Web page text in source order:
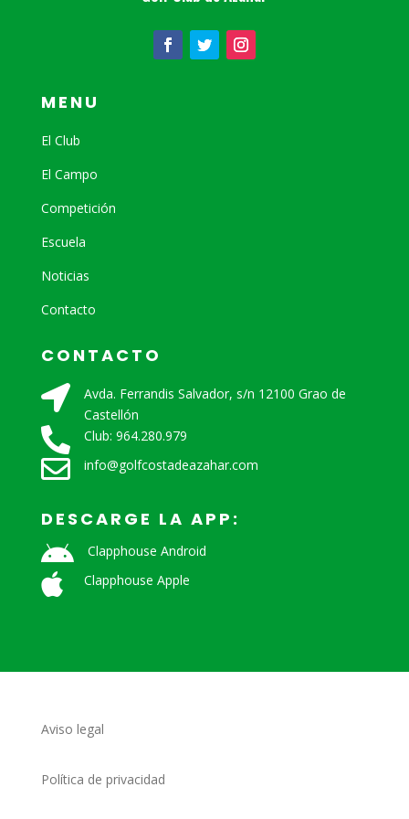
MENU
El Club
El Campo
Competición
Escuela
Noticias
Contacto
CONTACTO

Avda. Ferrandis Salvador, s/n 12100 Grao de
Castellón
 Club: 964.280.979
 info@golfcostadeazahar.com
DESCARGE LA APP:
 Clapphouse Android
 Clapphouse Apple
Aviso legal
Política de privacidad